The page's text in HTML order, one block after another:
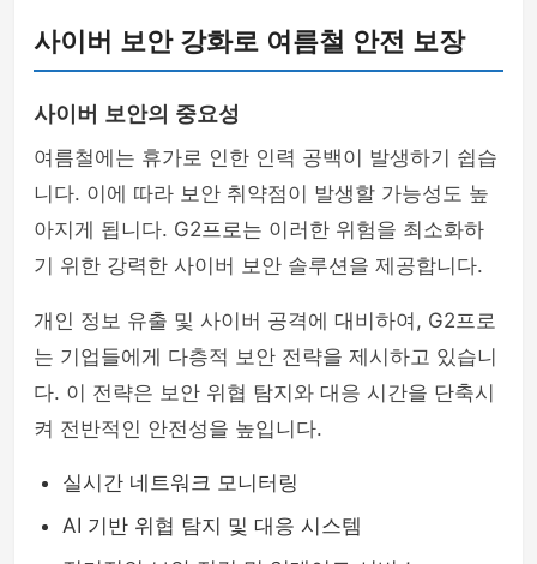
사이버 보안 강화로 여름철 안전 보장
사이버 보안의 중요성
여름철에는 휴가로 인한 인력 공백이 발생하기 쉽습
니다. 이에 따라 보안 취약점이 발생할 가능성도 높
아지게 됩니다. G2프로는 이러한 위험을 최소화하
기 위한 강력한 사이버 보안 솔루션을 제공합니다.
개인 정보 유출 및 사이버 공격에 대비하여, G2프로
는 기업들에게 다층적 보안 전략을 제시하고 있습니
다. 이 전략은 보안 위협 탐지와 대응 시간을 단축시
켜 전반적인 안전성을 높입니다.
실시간 네트워크 모니터링
AI 기반 위협 탐지 및 대응 시스템